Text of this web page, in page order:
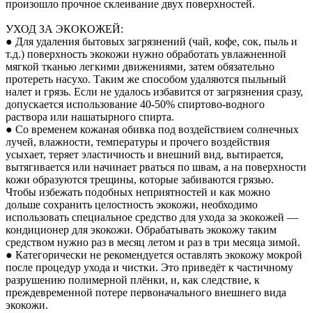
произошло прочное склеивание двух поверхностей.
УХОД ЗА ЭКОКОЖЕЙ:
● Для удаления бытовых загрязнений (чай, кофе, сок, пыль и
т.д.) поверхность экокожи нужно обработать увлажненной
мягкой тканью легкими движениями, затем обязательно
протереть насухо. Таким же способом удаляются пыльный
налет и грязь. Если не удалось избавится от загрязнения сразу,
допускается использование 40-50% спиртово-водного
раствора или нашатырного спирта.
● Со временем кожаная обивка под воздействием солнечных
лучей, влажности, температуры и прочего воздействия
усыхает, теряет эластичность и внешний вид, вытирается,
вытягивается или начинает рваться по швам, а на поверхности
кожи образуются трещины, которые забиваются грязью.
Чтобы избежать подобных неприятностей и как можно
дольше сохранить целостность экокожи, необходимо
использовать специальное средство для ухода за экокожей —
кондиционер для экокожи. Обрабатывать экокожу таким
средством нужно раз в месяц летом и раз в три месяца зимой.
● Категорически не рекомендуется оставлять экокожу мокрой
после процедур ухода и чистки. Это приведёт к частичному
разрушению полимерной плёнки, и, как следствие, к
преждевременной потере первоначального внешнего вида
экокожи.